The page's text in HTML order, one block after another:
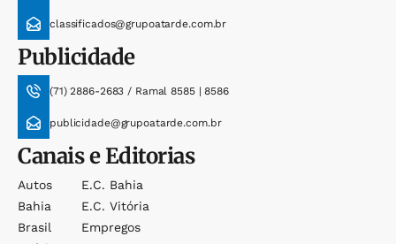
classificados@grupoatarde.com.br
Publicidade
(71) 2886-2683 / Ramal 8585 | 8586
publicidade@grupoatarde.com.br
Canais e Editorias
Autos
Bahia
Brasil
E.c. Bahia
E.c. Vitória
Empregos